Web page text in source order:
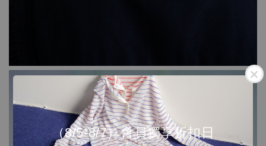
（8/5-8/7）會員獨享折扣日